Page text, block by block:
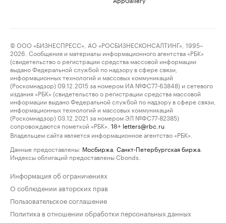
© ООО «БИЗНЕСПРЕСС», АО «РОСБИЗНЕСКОНСАЛТИНГ», 1995–
2026. Сообщения и материалы информационного агентства «РБК»
(свидетельство о регистрации средства массовой информации
выдано Федеральной службой по надзору в сфере связи,
информационных технологий и массовых коммуникаций
(Роскомнадзор) 09.12.2015 за номером ИА №ФС77-63848) и сетевого
издания «РБК» (свидетельство о регистрации средства массовой
информации выдано Федеральной службой по надзору в сфере связи,
информационных технологий и массовых коммуникаций
(Роскомнадзор) 03.12.2021 за номером ЭЛ №ФС77-82385)
сопровождаются пометкой «РБК».
18+ letters@rbc.ru
Владельцем сайта является информационное агентство «РБК».
Данные предоставлены: Мосбиржа Санкт-Петербургская биржа
Индексы облигаций предоставлены Cbonds.
Информация об ограничениях
О соблюдении авторских прав
Пользовательское соглашение
Политика в отношении обработки персональных данных